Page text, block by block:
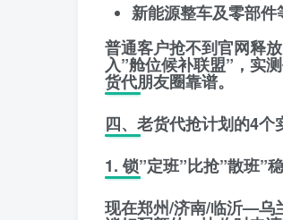
新能源整车及零部件
普通客户抢不到官网释
入”舱位候补联盟” ，实
货代朋友圈靠谱。
四、老货代抢计划的4个
1. 锁”定班”比抢”散班”稳
现在郑州/济南/临沂—乌